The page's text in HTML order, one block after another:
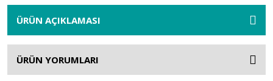
ÜRÜN AÇIKLAMASI
ÜRÜN YORUMLARI